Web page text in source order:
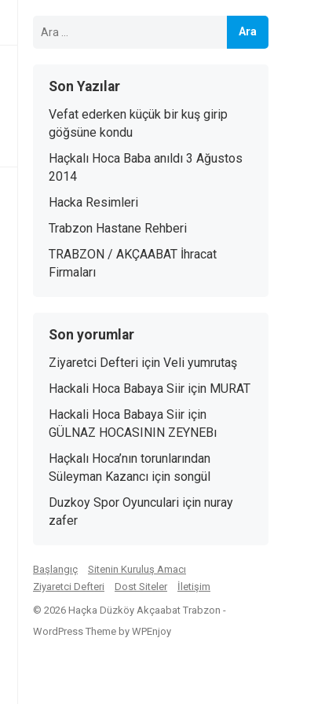
Son Yazılar
Vefat ederken küçük bir kuş girip
göğsüne kondu
Haçkalı Hoca Baba anıldı 3 Ağustos
2014
Hacka Resimleri
Trabzon Hastane Rehberi
TRABZON / AKÇAABAT İhracat
Firmaları
Son yorumlar
Ziyaretci Defteri için Veli yumrutaş
Hackali Hoca Babaya Siir için MURAT
Hackali Hoca Babaya Siir için
GÜLNAZ HOCASININ ZEYNEBı
Haçkalı Hoca’nın torunlarından
Süleyman Kazancı için songül
Duzkoy Spor Oyunculari için nuray
zafer
Başlangıç
Sitenin Kuruluş Amacı
Ziyaretci Defteri
Dost Siteler
İletişim
© 2026 Haçka Düzköy Akçaabat Trabzon -
WordPress Theme by WPEnjoy